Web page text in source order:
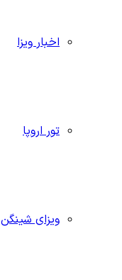
اخبار ویزا
تور اروپا
ویزای شینگن